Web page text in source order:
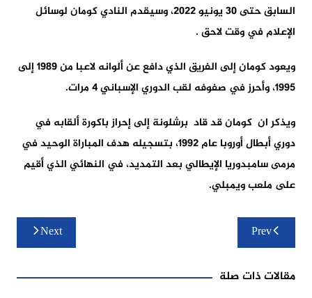
السابق حتى 30 يونيو 2022، وسيقدم النادي كومان لوسائل
الإعلام في وقت لاحق .
ويعود كومان إلى الفريق الذي دافع عن ألوانه لاعبا من 1989 إلى
1995، وأحرز في صفوفه لقب الدوري الإسباني 4 مرات.
ويذكر ان كومان قد قاد برشلونة إلى إحراز باكورة ألقابه في
دوري أبطال أوروبا عام 1992، بتسجيله هدف المباراة الوحيد في
مرمى سامبدوريا الإيطالي بعد التمديد، في النهائي الذي أقيم
على ملعب ويمبلي.
تصفّح
المقالات
Prev
Next
مقالات ذات صلة